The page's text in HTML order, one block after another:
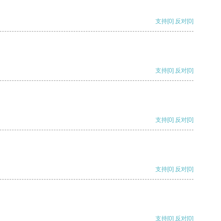
支持[0] 反对[0]
支持[0] 反对[0]
支持[0] 反对[0]
支持[0] 反对[0]
支持[0] 反对[0]